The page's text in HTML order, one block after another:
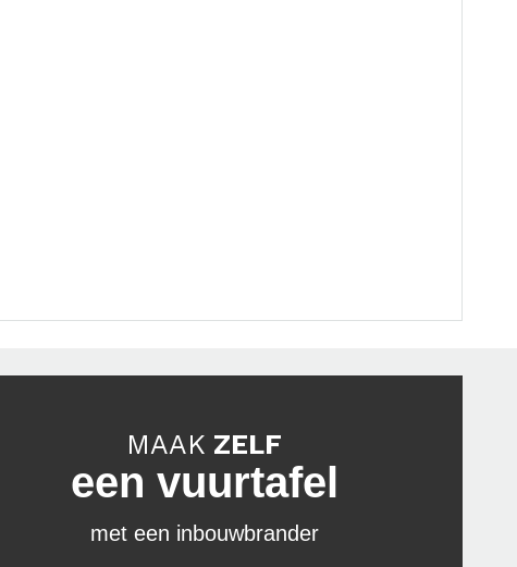
MAAK ZELF
een vuurtafel
met een inbouwbrander